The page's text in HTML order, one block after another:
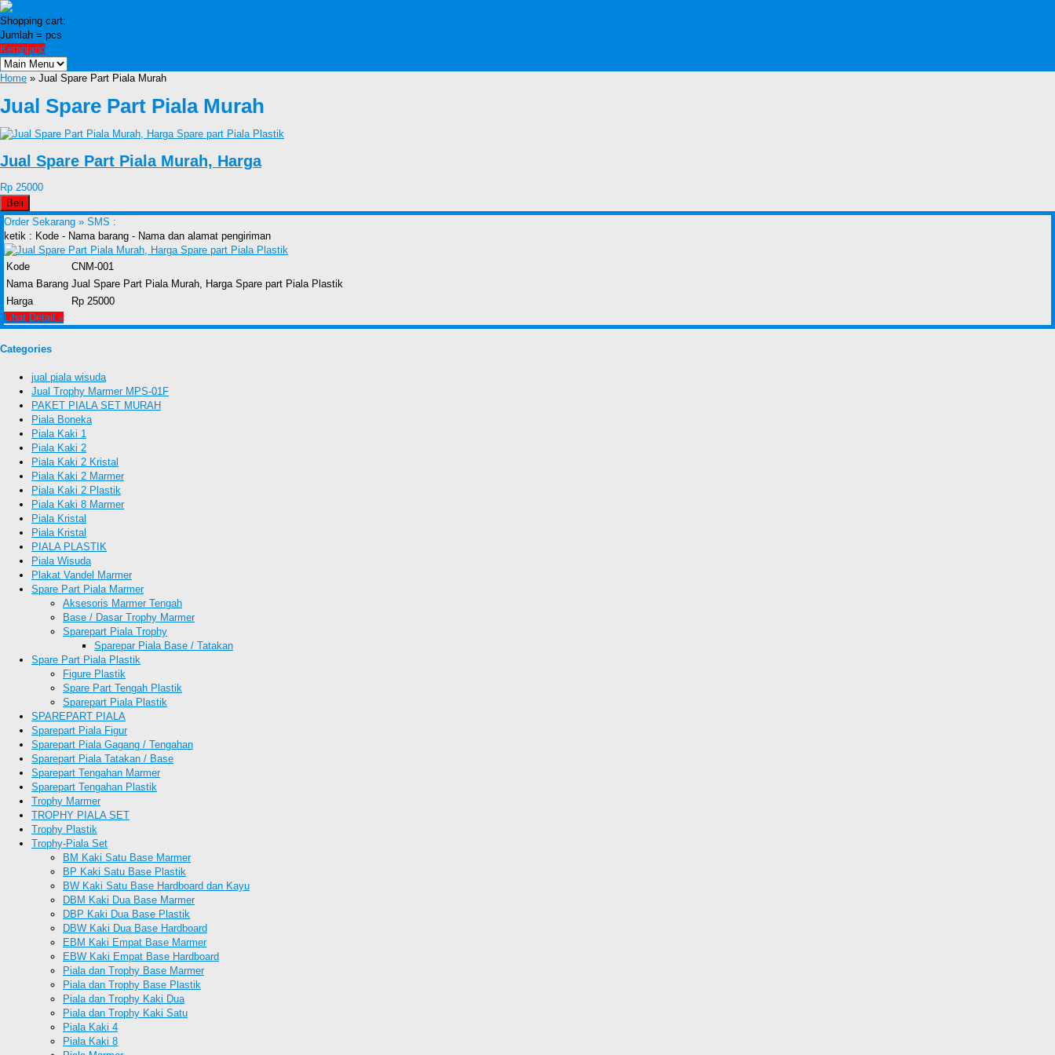
Shopping cart:
Jumlah = pcs
Keranjang
Home » Jual Spare Part Piala Murah
Jual Spare Part Piala Murah
Jual Spare Part Piala Murah, Harga
Rp 25000
Beli
Order Sekarang » SMS :
ketik : Kode - Nama barang - Nama dan alamat pengiriman
Kode
CNM-001
Nama Barang Jual Spare Part Piala Murah, Harga Spare part Piala Plastik
Harga
Rp 25000
Lihat Detail »
Categories
jual piala wisuda
Jual Trophy Marmer MPS-01F
PAKET PIALA SET MURAH
Piala Boneka
Piala Kaki 1
Piala Kaki 2
Piala Kaki 2 Kristal
Piala Kaki 2 Marmer
Piala Kaki 2 Plastik
Piala Kaki 8 Marmer
Piala Kristal
Piala Kristal
PIALA PLASTIK
Piala Wisuda
Plakat Vandel Marmer
Spare Part Piala Marmer
Aksesoris Marmer Tengah
Base / Dasar Trophy Marmer
Sparepart Piala Trophy
Sparepar Piala Base / Tatakan
Spare Part Piala Plastik
Figure Plastik
Spare Part Tengah Plastik
Sparepart Piala Plastik
SPAREPART PIALA
Sparepart Piala Figur
Sparepart Piala Gagang / Tengahan
Sparepart Piala Tatakan / Base
Sparepart Tengahan Marmer
Sparepart Tengahan Plastik
Trophy Marmer
TROPHY PIALA SET
Trophy Plastik
Trophy-Piala Set
BM Kaki Satu Base Marmer
BP Kaki Satu Base Plastik
BW Kaki Satu Base Hardboard dan Kayu
DBM Kaki Dua Base Marmer
DBP Kaki Dua Base Plastik
DBW Kaki Dua Base Hardboard
EBM Kaki Empat Base Marmer
EBW Kaki Empat Base Hardboard
Piala dan Trophy Base Marmer
Piala dan Trophy Base Plastik
Piala dan Trophy Kaki Dua
Piala dan Trophy Kaki Satu
Piala Kaki 4
Piala Kaki 8